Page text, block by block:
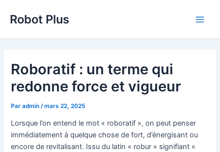
Robot Plus
Roboratif : un terme qui
redonne force et vigueur
Paradmin /mars 22, 2025
Lorsque l’on entend le mot « roboratif », on peut penser
immédiatement à quelque chose de fort, d’énergisant ou
encore de revitalisant. Issu du latin « robur » signifiant «